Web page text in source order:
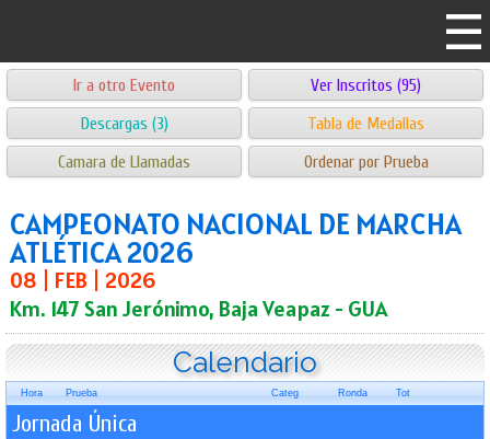
Ir a otro Evento
Ver Inscritos (95)
Descargas (3)
Tabla de Medallas
Camara de Llamadas
Ordenar por Prueba
CAMPEONATO NACIONAL DE MARCHA
ATLÉTICA 2026
08 | FEB | 2026
Km. 147 San Jerónimo, Baja Veapaz - GUA
Calendario
Hora Prueba Categ Ronda Tot
Jornada Única